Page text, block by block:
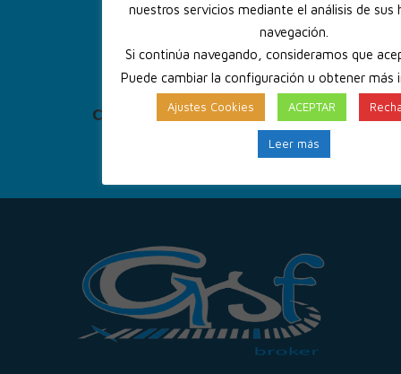
CONTACTA CON NOSOTROS
+34 925 23 48 33
nuestros servicios mediante el análisis de sus
navegación.
Si continúa navegando, consideramos que
Puede cambiar la configuración u obtener más
Ajustes Cookies ACEPTAR
Leer más